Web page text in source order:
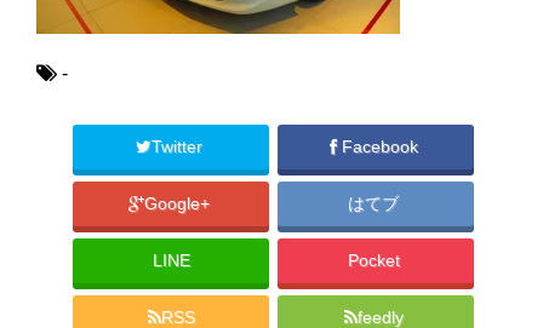
-
Twitter Facebook
Google+ はてブ
LINE Pocket
RSS feedly